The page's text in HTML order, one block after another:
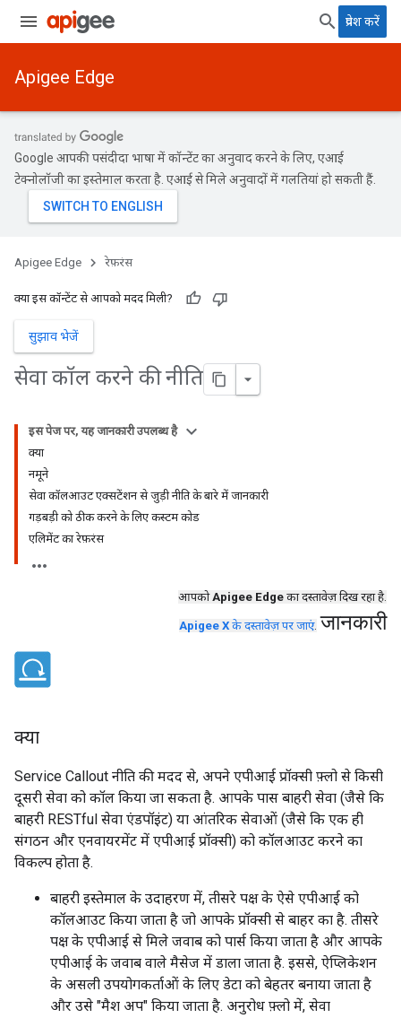
प्रवेश करें
Apigee Edge
Google आपकी पसंदीदा भाषा में कॉन्टेंट का अनुवाद करने के लिए, एआई
टेक्नोलॉजी का इस्तेमाल करता है. एआई से मिले अनुवादों में गलतियां हो सकती हैं.
Apigee Edge रेफ़रंस
क्या इस कॉन्टेंट से आपको मदद मिली?
सुझाव भेजें
सेवा कॉल करने की नीति
इस पेज पर, यह जानकारी उपलब्ध है
क्या
नमूने
सेवा कॉलआउट एक्सटेंशन से जुड़ी नीति के बारे में जानकारी
गड़बड़ी को ठीक करने के लिए कस्टम कोड
एलिमेंट का रेफ़रंस
आपकोApigee Edge का दस्तावेज़ दिख रहा है.
Apigee X के दस्तावेज़ पर जाएं. जानकारी
क्या
Service Callout नीति की मदद से, अपने एपीआई प्रॉक्सी फ़्लो से किसी
दूसरी सेवा को कॉल किया जा सकता है. आपके पास बाहरी सेवा (जैसे कि
बाहरी RESTful सेवा एंडपॉइंट) या आंतरिक सेवाओं (जैसे कि एक ही
संगठन और एनवायरमेंट में एपीआई प्रॉक्सी) को कॉलआउट करने का
विकल्प होता है.
बाहरी इस्तेमाल के उदाहरण में, तीसरे पक्ष के ऐसे एपीआई को
कॉलआउट किया जाता है जो आपके प्रॉक्सी से बाहर का है. तीसरे
पक्ष के एपीआई से मिले जवाब को पार्स किया जाता है और आपके
एपीआई के जवाब वाले मैसेज में डाला जाता है. इससे, ऐप्लिकेशन
के असली उपयोगकर्ताओं के लिए डेटा को बेहतर बनाया जाता है
और उसे "मैश अप" किया जाता है. अनुरोध फ़्लो में, सेवा